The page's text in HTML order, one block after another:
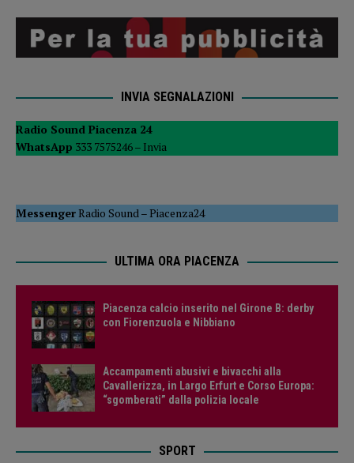
INVIA SEGNALAZIONI
Radio Sound Piacenza 24
WhatsApp 333 7575246 – Invia
MessengerRadio Sound –Piacenza24
ULTIMA ORA PIACENZA
Piacenza calcio inserito nel Girone B: derby
con Fiorenzuola e Nibbiano
Accampamenti abusivi e bivacchi alla
Cavallerizza, in Largo Erfurt e Corso Europa:
“sgomberati” dalla polizia locale
SPORT